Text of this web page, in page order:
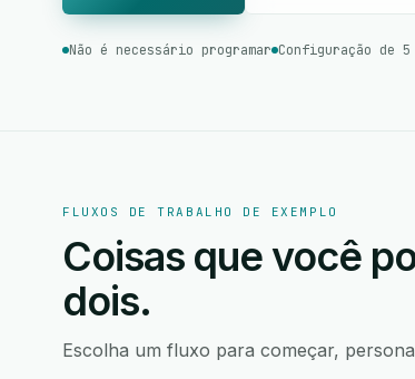
Não é necessário programar Configuração de 5
FLUXOS DE TRABALHO DE EXEMPLO
Coisas que você
dois.
Escolha um fluxo para começar,